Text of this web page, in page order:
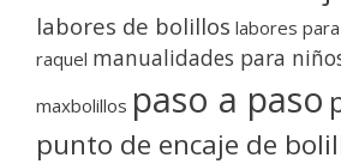
labores de bolillos labores
raquel manualidades para
maxbolillos paso a paso
punto de encaje de